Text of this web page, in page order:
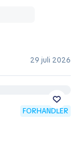
29 juli 2026
FORHANDLER